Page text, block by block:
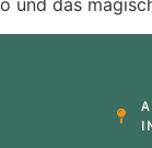
und das